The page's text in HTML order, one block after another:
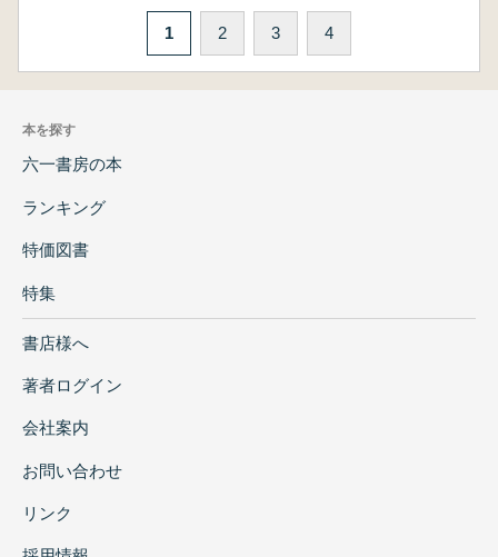
1 2 3 4
本を探す
六一書房の本
ランキング
特価図書
特集
書店様へ
著者ログイン
会社案内
お問い合わせ
リンク